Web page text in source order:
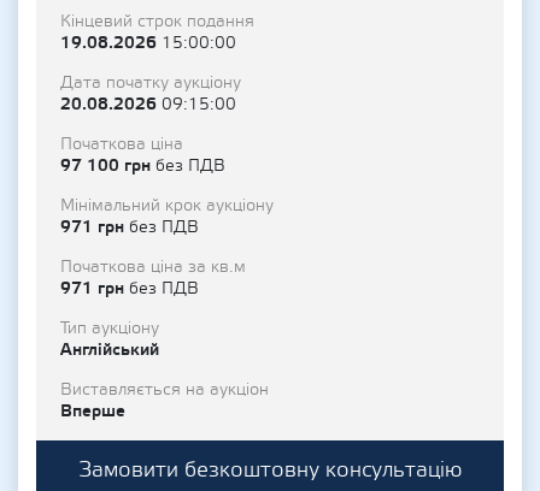
Кінцевий строк подання
19.08.2026 15:00:00
Дата початку аукціону
20.08.2026 09:15:00
Початкова ціна
97 100 грн без ПДВ
Мінімальний крок аукціону
971 грн без ПДВ
Початкова ціна за кв.м
971 грн без ПДВ
Тип аукціону
Англійський
Виставляється на аукціон
Вперше
Замовити безкоштовну консультацію